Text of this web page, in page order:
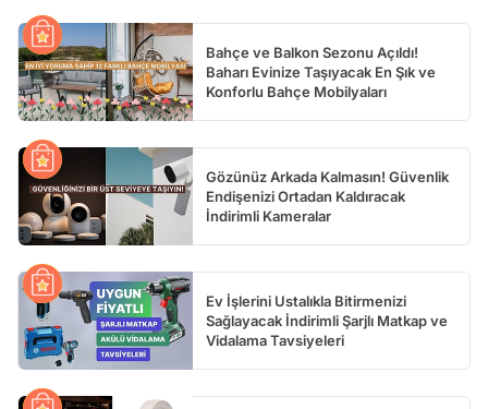
Bahçe ve Balkon Sezonu Açıldı!
Baharı Evinize Taşıyacak En Şık ve
Konforlu Bahçe Mobilyaları
Gözünüz Arkada Kalmasın! Güvenlik
Endişenizi Ortadan Kaldıracak
İndirimli Kameralar
Ev İşlerini Ustalıkla Bitirmenizi
Sağlayacak İndirimli Şarjlı Matkap ve
Vidalama Tavsiyeleri